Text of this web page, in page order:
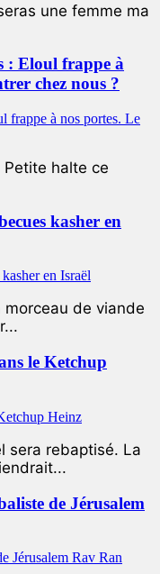
une femme ma
: Eloul frappe à
chez nous ?
Petite halte ce
kasher en
de viande
le Ketchup
sera rebaptisé. La
de Jérusalem